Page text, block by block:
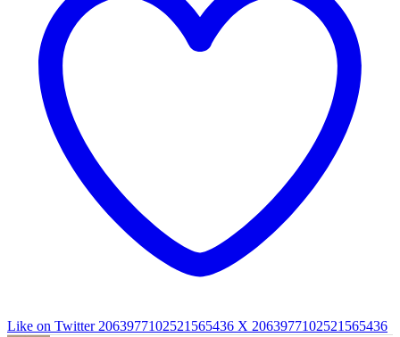
Like on Twitter 2063977102521565436 X 2063977102521565436